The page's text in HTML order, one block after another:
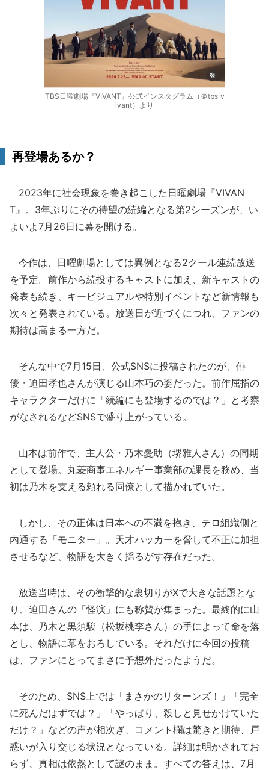
TBS日曜劇場『VIVANT』公式インスタグラム（＠tbs_v
ivant）より
再登場あるか？
2023年に社会現象を巻き起こした日曜劇場『VIVAN
T』。3年ぶりにその待望の続編となる第2シーズンが、い
よいよ7月26日に幕を開ける。
今作は、日曜劇場としては異例となる2クール連続放送
を予定。前作から続投するキャストに加え、新キャストの
発表も続き、キービジュアルや特別イベントなど新情報も
次々と発表されている。放送日が近づくにつれ、ファンの
期待は高まる一方だ。
そんな中で7月15日、公式SNSに投稿されたのが、俳
優・迫田孝也さんが演じる山本巧の姿だった。前作屈指の
キャラクターだけに「続編にも登場するのでは？」と考察
がなされるなどSNSで盛り上がっている。
山本は前作で、主人公・乃木憂助（堺雅人さん）の同期
として登場。丸菱商事エネルギー事業部の課長を務め、当
初は乃木を支える頼れる同僚として描かれていた。
しかし、その正体は日本への不満を抱き、テロ組織側と
内通する「モニター」。天才ハッカーを脅して不正に加担
させるなど、物語を大きく揺るがす存在だった。
放送当時は、その衝撃的な裏切りがXで大きな話題とな
り、迫田さんの「怪演」にも称賛が集まった。最終的に山
本は、乃木と黒須駿（松坂桃李さん）の手によって命を落
とし、物語に幕をおろしている。それだけに今回の投稿
は、ファンにとってまさに予想外だったようだ。
そのため、SNS上では「まさかのリターンズ！」「完全
に死んだはずでは？」「やっぱり、殺しと見せかけていた
だけ？」などの声が相次ぎ、コメント欄は驚きと期待、戸
惑いが入り交じる状況となっている。詳細は明かされてお
らず、真相は依然として謎のまま。すべての答えは、7月